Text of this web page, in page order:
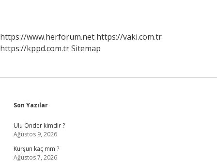
https://www.herforum.net https://vaki.com.tr
https://kppd.com.trSitemap
Sidebar
Son Yazılar
Ulu Önder kimdir ?
Ağustos 9, 2026
Kurşun kaç mm ?
Ağustos 7, 2026